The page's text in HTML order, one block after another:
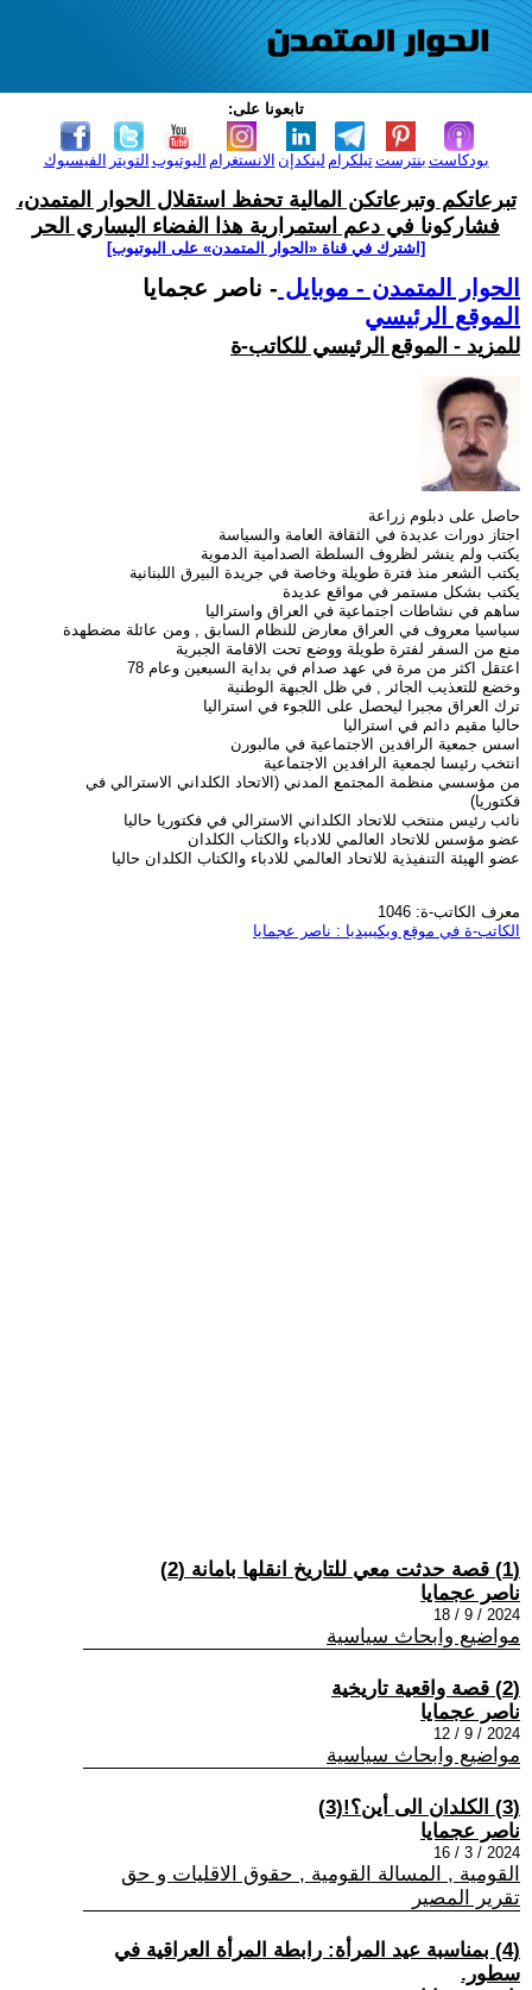
تابعونا على:
الفيسبوك التويتر اليوتيوب الانستغرام لينكدإن تيلكرامبنترست بودكاست
تبرعاتكم وتبرعاتكن المالية تحفظ استقلال الحوار المتمدن،
فشاركونا في دعم استمرارية هذا الفضاء اليساري الحر
[اشترك في قناة ‫«الحوار المتمدن» على اليوتيوب]
الحوار المتمدن - موبايل - ناصر عجمايا
الموقع الرئيسي
للمزيد - الموقع الرئيسي للكاتب-ة
حاصل على دبلوم زراعة
اجتاز دورات عديدة في الثقافة العامة والسياسة
يكتب ولم ينشر لظروف السلطة الصدامية الدموية
يكتب الشعر منذ فترة طويلة وخاصة في جريدة البيرق اللبنانية
يكتب بشكل مستمر في مواقع عديدة
ساهم في نشاطات اجتماعية في العراق واستراليا
سياسيا معروف في العراق معارض للنظام السابق , ومن عائلة مضطهدة
منع من السفر لفترة طويلة ووضع تحت الاقامة الجبرية
اعتقل اكثر من مرة في عهد صدام في بداية السبعين وعام 78
وخضع للتعذيب الجائر , في ظل الجبهة الوطنية
ترك العراق مجبرا ليحصل على اللجوء في استراليا
حاليا مقيم دائم في استراليا
اسس جمعية الرافدين الاجتماعية في مالبورن
انتخب رئيسا لجمعية الرافدين الاجتماعية
من مؤسسي منظمة المجتمع المدني (الاتحاد الكلداني الاسترالي في
فكتوريا)
نائب رئيس منتخب للاتحاد الكلداني الاسترالي في فكتوريا حاليا
عضو مؤسس للاتحاد العالمي للادباء والكتاب الكلدان
عضو الهيئة التنفيذية للاتحاد العالمي للادباء والكتاب الكلدان حاليا
معرف الكاتب-ة: 1046
الكاتب-ة في موقع ويكيبيديا : ناصر عجمايا
(1) قصة حدثت معي للتاريخ انقلها بامانة (2)
ناصر عجمايا
2024 / 9 / 18
مواضيع وابحاث سياسية
(2) قصة واقعية تاريخية
ناصر عجمايا
2024 / 9 / 12
مواضيع وابحاث سياسية
(3) الكلدان الى أين؟!(3)
ناصر عجمايا
2024 / 3 / 16
القومية , المسالة القومية , حقوق الاقليات و حق
تقرير المصير
(4) بمناسبة عيد المرأة: رابطة المرأة العراقية في
سطور.